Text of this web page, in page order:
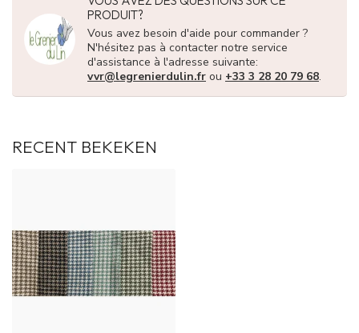
PRODUIT?
Vous avez besoin d'aide pour commander ?
N'hésitez pas à contacter notre service
d'assistance à l'adresse suivante:
vvr@legrenierdulin.fr ou +33 3 28 20 79 68.
RECENT BEKEKEN